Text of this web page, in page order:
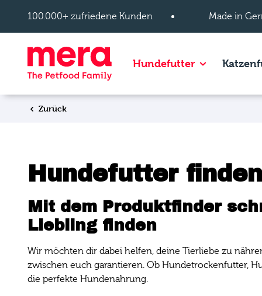
100.000+ zufriedene Kunden
Made in
HundefutterShow
Zurück
Hundefutter
Mit dem Produktfinder
Liebling finden
Wir möchten dir dabei helfen, deine Tierliebe zu
zwischen euch garantieren. Ob Hundetrockenfutter,
die perfekte Hundenahrung.